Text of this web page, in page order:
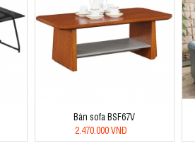
Bàn sofa BSF67V
2.470.000 VNĐ